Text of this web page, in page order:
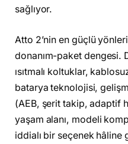
sağlıyor.
Atto 2’nin en güçlü
donanım-paket dengesi.
ısıtmalı koltuklar,
batarya teknolojisi,
(AEB, şerit takip, adaptif
yaşam alanı, modeli
iddialı bir seçenek hâline